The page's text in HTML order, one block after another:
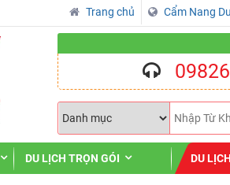
Trang chủ Cẩm Nang
DU LỊCH TRỌN GÓI DU